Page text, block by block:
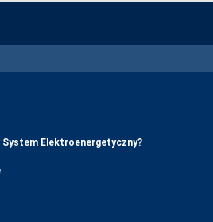
Elektroenergetyczny?